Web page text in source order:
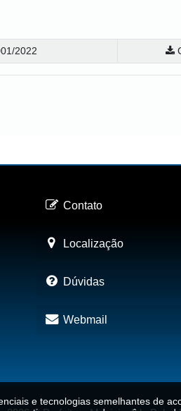
2022
Contato
Localização
Dúvidas
Webmail
e tecnologias semelhantes de